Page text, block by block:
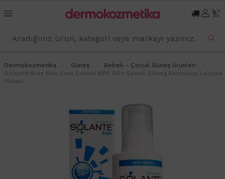
0
Dermokozmetika Güneş
Bebek - Çocuk Güneş Ürünleri